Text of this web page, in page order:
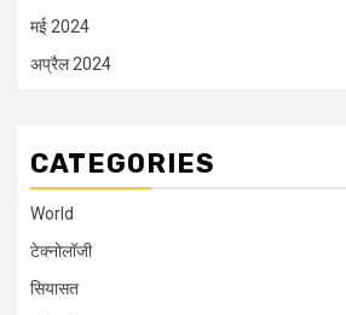
मई 2024
अप्रैल 2024
CATEGORIES
World
टेक्नोलॉजी
सियासत